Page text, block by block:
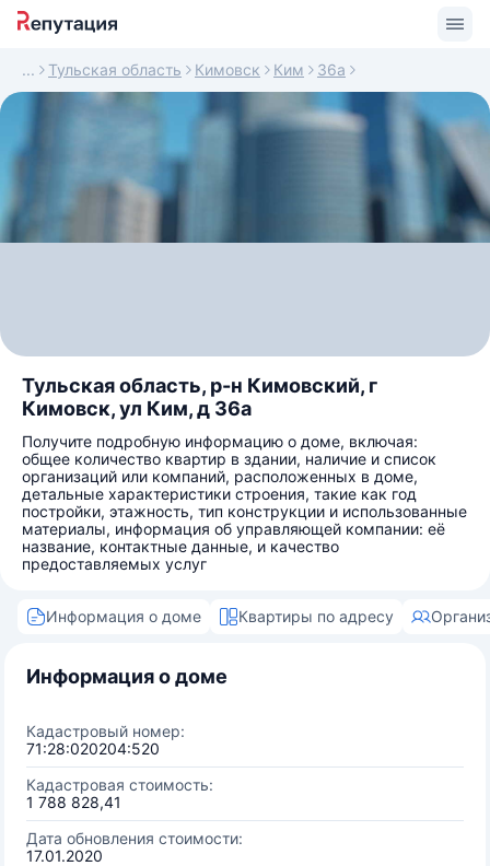
Тульская область Кимовск Ким 36а
Тульская область, р-н Кимовский, г
Кимовск, ул Ким, д 36а
Получите подробную информацию о доме, включая:
общее количество квартир в здании, наличие и список
организаций или компаний, расположенных в доме,
детальные характеристики строения, такие как год
постройки, этажность, тип конструкции и использованные
материалы, информация об управляющей компании: её
название, контактные данные, и качество
предоставляемых услуг
Информация о доме Квартиры по адресу
Информация о доме
Кадастровый номер:
71:28:020204:520
Кадастровая стоимость:
1 788 828,41
Дата обновления стоимости:
17.01.2020